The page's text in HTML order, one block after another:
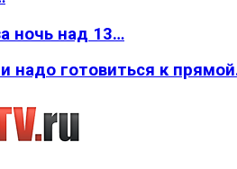
ночь над 13…
надо готовиться к